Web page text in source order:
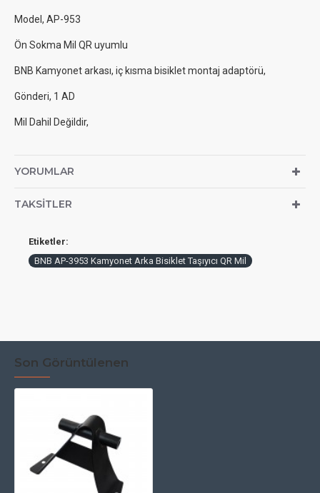
Model, AP-953
Ön Sokma Mil QR uyumlu
BNB Kamyonet arkası, iç kısma bisiklet montaj adaptörü,
Gönderi, 1 AD
Mil Dahil Değildir,
YORUMLAR
TAKSITLER
Etiketler:
BNB AP-3953 Kamyonet Arka Bisiklet Taşıyıcı QR Mil
Son Görüntülenen